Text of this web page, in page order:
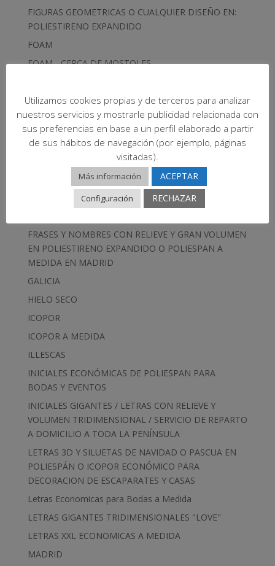
FIGURAS GEOMETRICAS O CUALQUIER DISEÑO EN:
POLIESTIRENO EXPANDIDO
FOAM
FOAM... CERCA DE MOSTOLES
FOREXPÁN
FOREXPAN EN BRUTO Y A MEDIDA ( CORCHO
BLANCO )
FORMAS Y DISEÑOS TRIDIMENSIONALES /
MECANIZADOS A MEDIDA 3D / TODO CON (EPS) /
POLIESPÁN O POREXPÁN BARATO A MEDIDA
FRASES Y NOMBRES CON RELIEVE Y GRAN VOLUMEN
EN POLIESTIRENO EXPANDIDO O POLIESPAN A
MEDIDA EN MADRID
GALICIA
HIELO SECO
ICOPOR
ICOPOR A MEDIDA
ILLESCAS
INICIALES ECONÓMICAS DE POLIESPAN PARA
BODAS Y EVENTOS
INICIALES GIGANTES / LETRAS CON RELIEVE Y
VOLUMEN TRIDIMENSIONAL / SERVICIO DE REPARTO
A DOMICILIO A TODA LA PENÍNSULA
LETRAS 3D Y SILUETAS DE NAVIDAD O PASCUA EN
POLIESPÁN O ICOPOR ECONÓMICO PARA
DECORACION DE ESCAPARATES Y CASAS
Letras Economicas para Bodas a Medida
LETRAS GIGANTES TRIDIMENSIONALES "LOVE"
LETRAS XXL ECONOMICAS A MEDIDA
MADRID
Utilizamos cookies propias y de terceros para analizar
nuestros servicios y mostrarle publicidad relacionada con
sus preferencias en base a un perfil elaborado a partir
de sus hábitos de navegación (por ejemplo, páginas
visitadas).
Más información ACEPTAR
Configuración RECHAZAR